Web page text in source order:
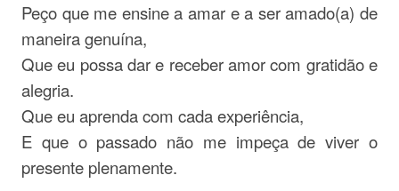
Peço que me ensine a amar e a ser amado(a) de
maneira genuína,
Que eu possa dar e receber amor com gratidão e
alegria.
Que eu aprenda com cada experiência,
E que o passado não me impeça de viver o
presente plenamente.